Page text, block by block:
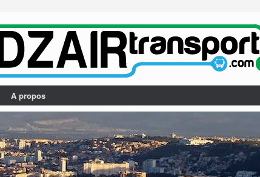
A propos